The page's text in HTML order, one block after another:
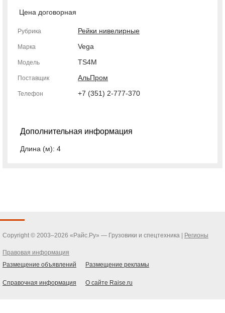
Цена договорная
Рубрика Рейки нивелирные
Марка Vega
Модель TS4M
Поставщик АльПром
Телефон +7 (351) 2-777-370
Дополнительная информация
Длина (м): 4
Copyright © 2003–2026 «Райс.Ру» — Грузовики и спецтехника | Регионы
Правовая информация
Размещение объявлений
Размещение рекламы
Справочная информация О сайте Raise.ru